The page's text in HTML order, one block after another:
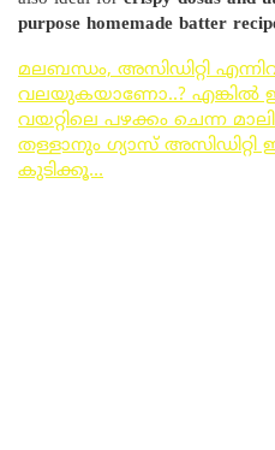
purpose homemade batter
മലബന്ധം, അസിഡിറ്റി
വലയുകയാണോ..? എങ്കിൽ
വയറ്റിലെ പഴക്കം ചെന്ന
തള്ളാനും ഗ്യാസ് അസിഡിറ്റി
കുടിക്കൂ…